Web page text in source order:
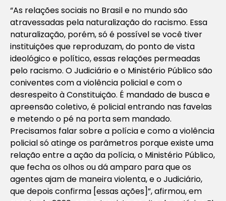
“As relações sociais no Brasil e no mundo são
atravessadas pela naturalização do racismo. Essa
naturalização, porém, só é possível se você tiver
instituições que reproduzam, do ponto de vista
ideológico e político, essas relações permeadas
pelo racismo. O Judiciário e o Ministério Público são
coniventes com a violência policial e com o
desrespeito à Constituição. É mandado de busca e
apreensão coletivo, é policial entrando nas favelas
e metendo o pé na porta sem mandado.
Precisamos falar sobre a polícia e como a violência
policial só atinge os parâmetros porque existe uma
relação entre a ação da polícia, o Ministério Público,
que fecha os olhos ou dá amparo para que os
agentes ajam de maneira violenta, e o Judiciário,
que depois confirma [essas ações]”, afirmou, em